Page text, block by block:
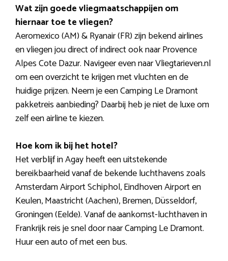
Wat zijn goede vliegmaatschappijen om
hiernaar toe te vliegen?
Aeromexico (AM) & Ryanair (FR) zijn bekend airlines
en vliegen jou direct of indirect ook naar Provence
Alpes Cote Dazur. Navigeer even naar Vliegtarieven.nl
om een overzicht te krijgen met vluchten en de
huidige prijzen. Neem je een Camping Le Dramont
pakketreis aanbieding? Daarbij heb je niet de luxe om
zelf een airline te kiezen.
Hoe kom ik bij het hotel?
Het verblijf in Agay heeft een uitstekende
bereikbaarheid vanaf de bekende luchthavens zoals
Amsterdam Airport Schiphol, Eindhoven Airport en
Keulen, Maastricht (Aachen), Bremen, Düsseldorf,
Groningen (Eelde). Vanaf de aankomst-luchthaven in
Frankrijk reis je snel door naar Camping Le Dramont.
Huur een auto of met een bus.